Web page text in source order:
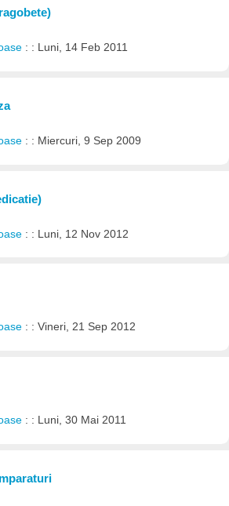
: : Luni, 14 Feb 2011
: : Miercuri, 9 Sep 2009
: : Luni, 12 Nov 2012
: : Vineri, 21 Sep 2012
: : Luni, 30 Mai 2011